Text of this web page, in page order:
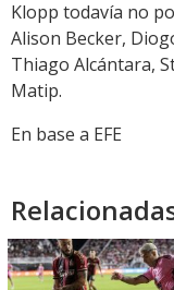
Klopp todavía no
Alison Becker,
Thiago Alcántara,
Matip.
En base a EFE